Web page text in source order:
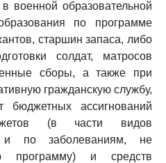
военной образовательной
по программе
старшин запаса, либо
солдат, матросов
сборы, а также при
гражданскую службу,
бюджетных ассигнований
(в части видов
и по заболеваниям, не
программу) и средств